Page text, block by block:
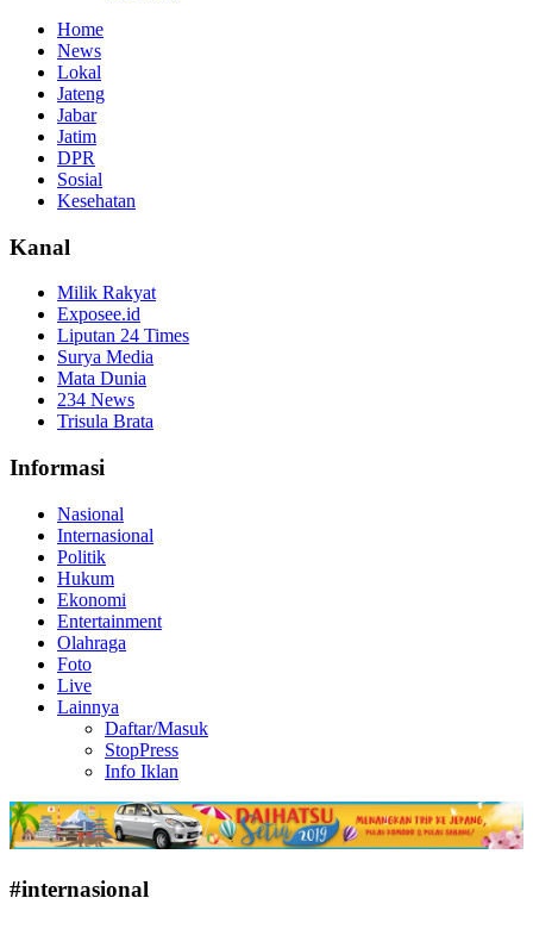
Home
News
Lokal
Jateng
Jabar
Jatim
DPR
Sosial
Kesehatan
Kanal
Milik Rakyat
Exposee.id
Liputan 24 Times
Surya Media
Mata Dunia
234 News
Trisula Brata
Informasi
Nasional
Internasional
Politik
Hukum
Ekonomi
Entertainment
Olahraga
Foto
Live
Lainnya
Daftar/Masuk
StopPress
Info Iklan
#internasional